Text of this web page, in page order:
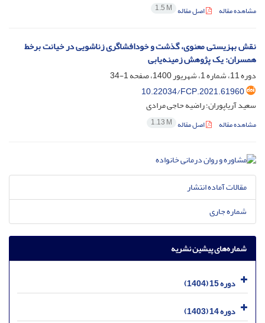
مشاهده مقاله اصل مقاله 1.5 M
نقش بهزیستی معنوی، گذشت و خودافشاگری زناشویی در خیانت برخط
همسران: یک پژوهش زمینه‌یابی
دوره 11، شماره 1، شهریور 1400، صفحه
1-34
10.22034/FCP.2021.61960
سعید آریاپوران؛ راضیه حاجی مرادی
مشاهده مقاله اصل مقاله 1.13 M
مقالات آماده انتشار
شماره جاری
شماره‌های پیشین نشریه
دوره 15 (1404)
دوره 14 (1403)